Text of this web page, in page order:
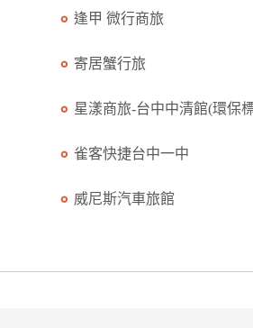
逢甲 微行商旅
寄居蟹行旅
星漾商旅-台中中清館(環保
雀客快捷台中一中
威尼斯汽車旅館